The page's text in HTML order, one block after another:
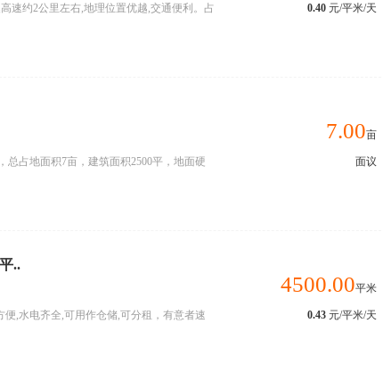
速约2公里左右,地理位置优越,交通便利。占
0.40 元/平米/天
总占地面积7亩，建筑面积2500平，地面硬
7.00亩
面议
..
,水电齐全,可用作仓储,可分租，有意者速
4500.00平米
0.43 元/平米/天